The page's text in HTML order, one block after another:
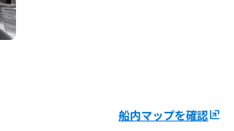
船内マップを確認ungroup